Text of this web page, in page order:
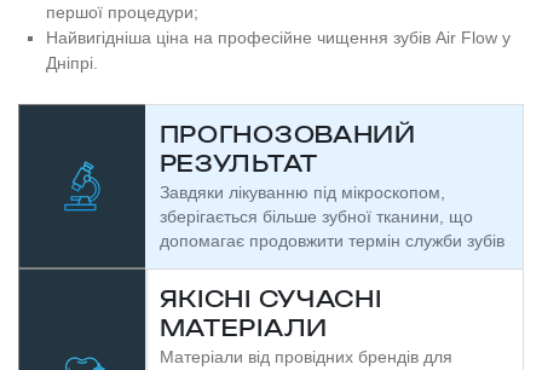
першої процедури;
Найвигідніша ціна на професійне чищення зубів Air Flow у
Дніпрі.
ПРОГНОЗОВАНИЙ
РЕЗУЛЬТАТ
Завдяки лікуванню під мікроскопом,
зберігається більше зубної тканини, що
допомагає продовжити термін служби зубів
ЯКІСНІ СУЧАСНІ
МАТЕРІАЛИ
Матеріали від провідних брендів для